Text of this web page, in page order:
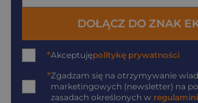
DOŁĄCZ DO ZNAK
*Akceptujępolitykę prywatności
*Zgadzam się na otrzymywanie
marketingowych (newsletter) na
zasadach określonych w